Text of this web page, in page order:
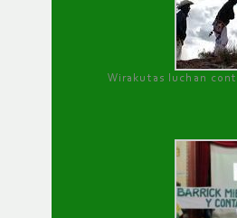
Wirakutas luchan